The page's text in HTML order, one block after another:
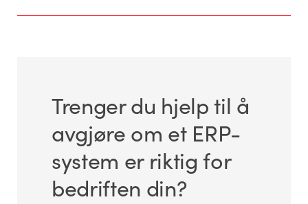
Trenger du hjelp til å
avgjøre om et ERP-
system er riktig for
bedriften din?